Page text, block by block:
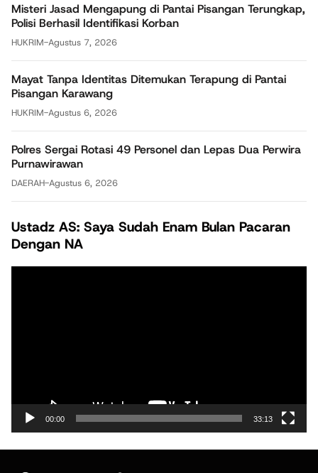
Misteri Jasad Mengapung di Pantai Pisangan Terungkap,
Polisi Berhasil Identifikasi Korban
HUKRIM-Agustus 7, 2026
Mayat Tanpa Identitas Ditemukan Terapung di Pantai
Pisangan Karawang
HUKRIM-Agustus 6, 2026
Polres Sergai Rotasi 49 Personel dan Lepas Dua Perwira
Purnawirawan
DAERAH-Agustus 6, 2026
Ustadz AS: Saya Sudah Enam Bulan Pacaran
Dengan NA
00:00 33:13